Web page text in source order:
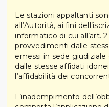
Le stazioni appaltanti
all’Autorità, ai fini
informatico di cui all’art.
provvedimenti dalle
emessi in sede
dalle stesse affidati
l’affidabilità dei
L’inadempimento